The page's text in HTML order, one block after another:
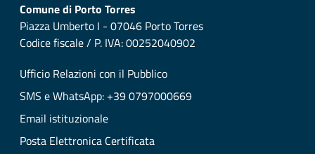
Comune di Porto Torres
Piazza Umberto I - 07046 Porto Torres
Codice fiscale / P. IVA: 00252040902
Ufficio Relazioni con il Pubblico
SMS e WhatsApp: +39 0797000669
Email istituzionale
Posta Elettronica Certificata